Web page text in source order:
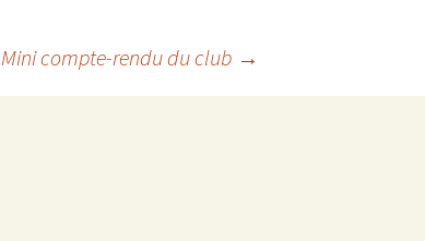
Mini compte-rendu du club →